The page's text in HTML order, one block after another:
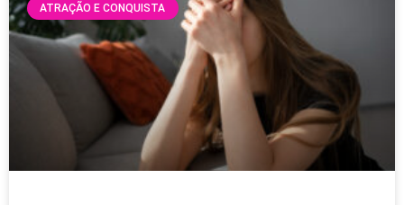
ATRAÇÃO E CONQUISTA